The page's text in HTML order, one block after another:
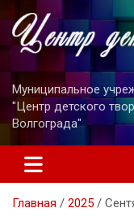
к
содержимому
Муниципальное
"Центр детского
Волгограда"
Главная 2025